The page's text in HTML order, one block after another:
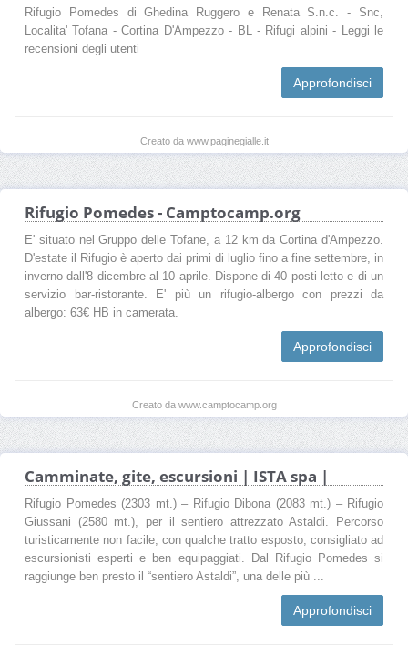
Rifugio Pomedes di Ghedina Ruggero e Renata S.n.c. - Snc,
Localita' Tofana - Cortina D'Ampezzo - BL - Rifugi alpini - Leggi le
recensioni degli utenti
Approfondisci
Creato da www.paginegialle.it
Rifugio Pomedes - Camptocamp.org
E' situato nel Gruppo delle Tofane, a 12 km da Cortina d'Ampezzo.
D'estate il Rifugio è aperto dai primi di luglio fino a fine settembre, in
inverno dall'8 dicembre al 10 aprile. Dispone di 40 posti letto e di un
servizio bar-ristorante. E' più un rifugio-albergo con prezzi da
albergo: 63€ HB in camerata.
Approfondisci
Creato da www.camptocamp.org
Camminate, gite, escursioni | ISTA spa |
Rifugio Pomedes (2303 mt.) – Rifugio Dibona (2083 mt.) – Rifugio
Giussani (2580 mt.), per il sentiero attrezzato Astaldi. Percorso
turisticamente non facile, con qualche tratto esposto, consigliato ad
escursionisti esperti e ben equipaggiati. Dal Rifugio Pomedes si
raggiunge ben presto il “sentiero Astaldi”, una delle più ...
Approfondisci